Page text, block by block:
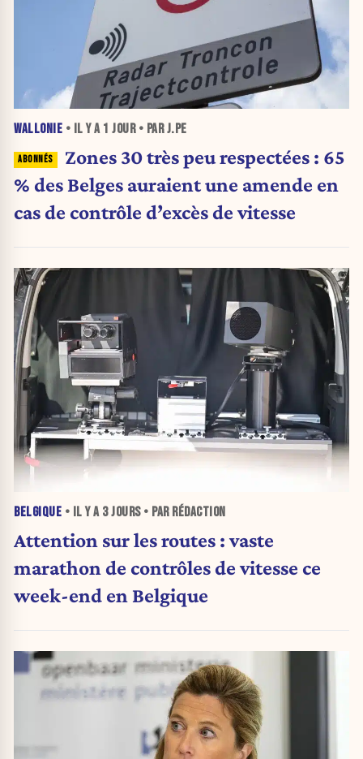
WALLONIE • IL Y A 1 JOUR• PAR J.PE
Zones 30 très peu respectées : 65
% des Belges auraient une amende en
cas de contrôle d’excès de vitesse
BELGIQUE • IL Y A 3 JOURS• PAR RÉDACTION
Attention sur les routes : vaste
marathon de contrôles de vitesse ce
week-end en Belgique